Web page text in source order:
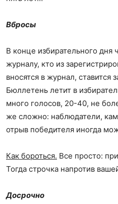
Вбросы
В конце избирательного дня
журналу, кто из
вносятся в журнал,
Бюллетень летит в
много голосов, 20-40, не
же сложно: наблюдатели,
отрыв победителя иногда
Как бороться. Все просто:
Тогда строчка напротив
Досрочно